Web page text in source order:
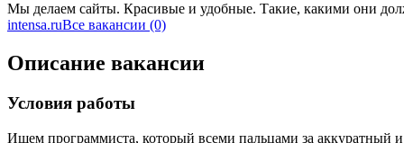
Мы делаем сайты. Красивые и удобные. Такие, какими они
intensa.ruВсе вакансии (0)
Описание вакансии
Условия работы
Ищем программиста, который всеми пальцами за аккуратный и